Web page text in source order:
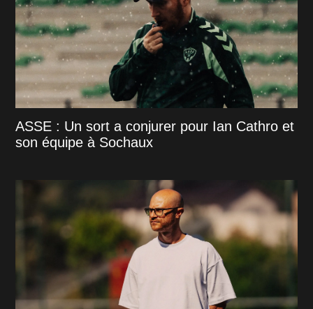
ASSE : Un sort a conjurer pour Ian Cathro et
son équipe à Sochaux